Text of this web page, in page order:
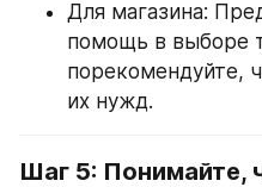
Для магазина:
помощь в выборе
порекомендуйте,
их нужд.
Шаг 5: Понимайте,